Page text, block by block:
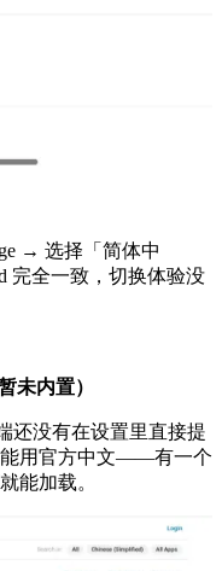
→ 选择「简体中
完全一致，切换体验没
未内置）
没有在设置里直接提
能用官方中文——有一个
能加载。